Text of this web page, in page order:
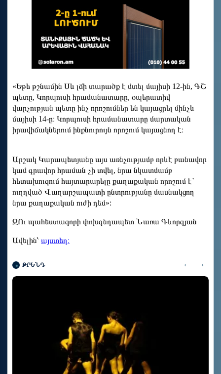
«Եթե թշնամին Սև լճի տարածք է մտել մայիսի 12-ին, ԳՇ
պետը, Կորպուսի հրամանատարը, օպերատիվ
վարչության պետը ինչ որոշումներ են կայացրել մինչև
մայիսի 14-ը։ Կորպուսի հրամանատարը մարտական
իրավիճակներում ինքնուրույն որոշում կայացնող է։
Արշակ Կարապետյանը այս առնչությամբ որևէ բանավոր
կամ գրավոր հրաման չի տվել, նրա նկատմամբ
հետախուզում հայտարարելը քաղաքական որոշում է`
ուղղված Վաղարշապատի ընտրությանը մասնակցող
նրա քաղաքական ուժի դեմ»:
ԶՈւ պահեստազորի փոխգնդապետ Նառա Գևորգյան
Ավելին՝ այստեղ։
ԹՐԵՆԴ ‹ ›